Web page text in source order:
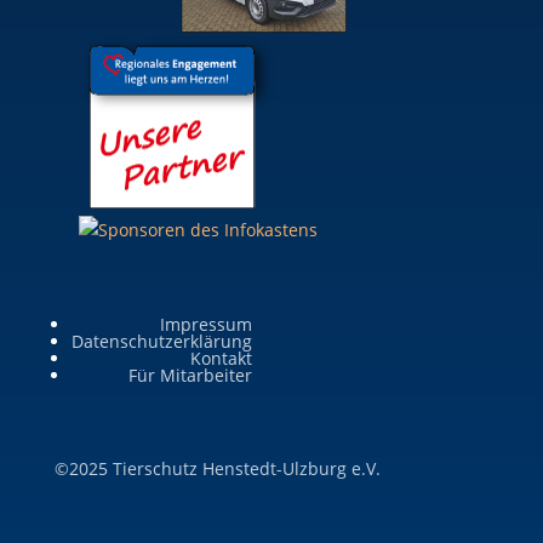
Impressum
Datenschutzerklärung
Kontakt
Für Mitarbeiter
©2025 Tierschutz Henstedt-Ulzburg e.V.